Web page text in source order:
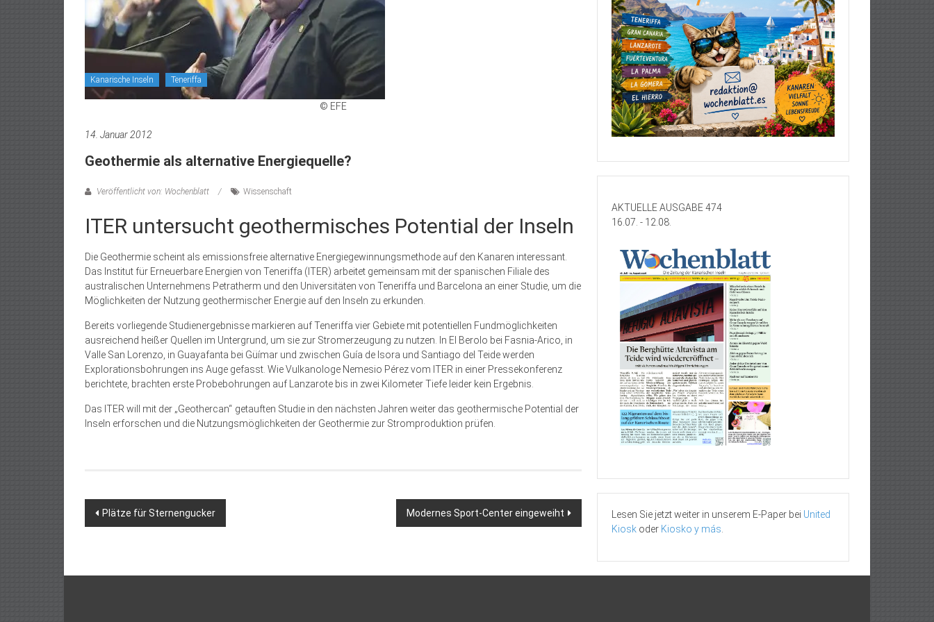
Kanarische Inseln Teneriffa
© EFE
14. Januar 2012
Geothermie als alternative Energiequelle?
Veröffentlicht von: Wochenblatt Wissenschaft
ITER untersucht geothermisches Potential der Inseln
Die Geothermie scheint als emissionsfreie alternative Energiegewinnungsmethode auf den Kanaren interessant.
Das Institut für Erneuerbare Energien von Teneriffa (ITER) arbeitet gemeinsam mit der spanischen Filiale des
australischen Unternehmens Petratherm und den Universitäten von Teneriffa und Barcelona an einer Studie, um die
Möglichkeiten der Nutzung geothermischer Energie auf den Inseln zu erkunden.
Bereits vorliegende Studienergebnisse markieren auf Teneriffa vier Gebiete mit potentiellen Fundmöglichkeiten
ausreichend heißer Quellen im Untergrund, um sie zur Stromerzeugung zu nutzen. In El Berolo bei Fasnia-Arico, in
Valle San Lorenzo, in Guayafanta bei Güímar und zwischen Guía de Isora und Santiago del Teide werden
Explorationsbohrungen ins Auge gefasst. Wie Vulkanologe Nemesio Pérez vom ITER in einer Pressekonferenz
berichtete, brachten erste Probebohrungen auf Lanzarote bis in zwei Kilometer Tiefe leider kein Ergebnis.
Das ITER will mit der „Geothercan“ getauften Studie in den nächsten Jahren weiter das geothermische Potential der
Inseln erforschen und die Nutzungsmöglichkeiten der Geothermie zur Stromproduktion prüfen.
Beitragsnavigation
Plätze für Sternengucker Modernes Sport-Center eingeweiht
AKTUELLE AUSGABE 474
16.07. - 12.08.
Lesen Sie jetzt weiter in unserem E-Paper bei United
Kiosk oder Kiosko y más